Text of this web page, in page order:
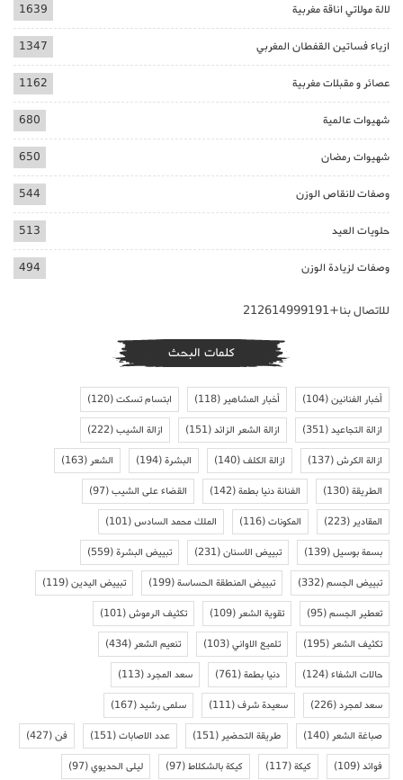
لالة مولاتي اناقة مغربية 1639
ازياء فساتين القفطان المغربي 1347
عصائر و مقبلات مغربية 1162
شهيوات عالمية 680
شهيوات رمضان 650
وصفات لانقاص الوزن 544
حلويات العيد 513
وصفات لزيادة الوزن 494
للاتصال بنا+212614999191
كلمات البحث
أخبار الفنانين(104) أخبار المشاهير(118) ابتسام تسكت(120)
ازالة التجاعيد(351) ازالة الشعر الزائد(151) ازالة الشيب(222)
ازالة الكرش(137) ازالة الكلف(140) البشرة(194) الشعر(163)
الطريقة(130) الفنانة دنيا بطمة(142) القضاء على الشيب(97)
المقادير(223) المكونات(116) الملك محمد السادس(101)
بسمة بوسيل(139) تبييض الاسنان(231) تبييض البشرة(559)
تبييض الجسم(332) تبييض المنطقة الحساسة(199) تبييض اليدين(119)
تعطير الجسم(95) تقوية الشعر(109) تكثيف الرموش(101)
تكثيف الشعر(195) تلميع الاواني(103) تنعيم الشعر(434)
حالات الشفاء(124) دنيا بطمة(761) سعد المجرد(113)
سعد لمجرد(226) سعيدة شرف(111) سلمى رشيد(167)
صباغة الشعر(140) طريقة التحضير(151) عدد الاصابات(151) فن(427)
فوائد(109) كيكة(117) كيكة بالشكلاط(97) ليلى الحديوي(97)